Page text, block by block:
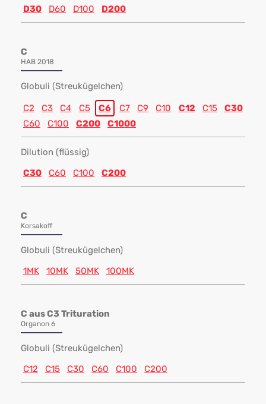
D30
D60 D100 D200
C
HAB 2018
Globuli (Streukügelchen)
C2 C3 C4 C5 C6 C7 C9 C10 C12 C15
C30
C60
C100 C200 C1000
Dilution (flüssig)
C30
C60 C100 C200
C
Korsakoff
Globuli (Streukügelchen)
1MK
10MK 50MK 100MK
C aus C3 Trituration
Organon 6
Globuli (Streukügelchen)
C12
C15 C30 C60 C100 C200